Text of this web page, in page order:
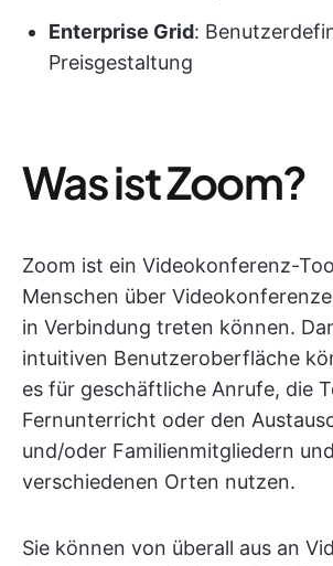
Enterprise Grid:
Preisgestaltung
Was ist Zoom?
Zoom ist ein Videokonferenz-
Menschen über
in Verbindung treten können.
intuitiven Benutzeroberfläche
es für geschäftliche Anrufe, die
Fernunterricht oder den
und/oder Familienmitgliedern
verschiedenen Orten nutzen.
Sie können von überall aus an